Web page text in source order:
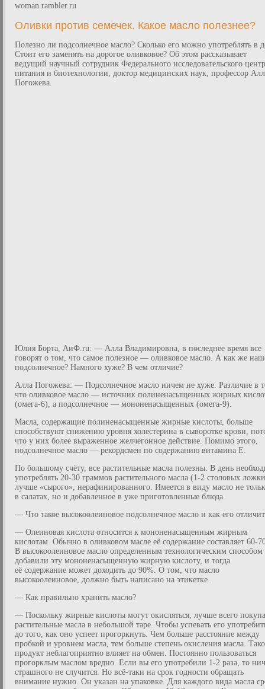
woman.rambler.ru
Оливки против семечек. Какое масло полезнее?
Полезно ли подсолнечное масло? Сколько его можно употреблять в
Стоит его заменять на дорогое оливковое? Об этом рассказывает
ведущий научный сотрудник Федерального исследовательского
питания и биотехнологии, доктор медицинских наук, профессор
Погожева.
Юлия Борта, АиФ.ru: — Алла Владимировна, в последнее время все
говорят о том, что самое полезное — оливковое масло. А как же
подсолнечное? Намного хуже? В чем отличие?
Алла Погожева: — Подсолнечное масло ничем не хуже. Различие в
что оливковое масло — источник полиненасыщенных жирных
(омега-6), а подсолнечное — мононенасыщенных (омега-9).
Масла, содержащие полиненасыщенные жирные кислоты, больше
способствуют снижению уровня холестерина в сыворотке крови,
что у них более выраженное желчегонное действие. Помимо этого,
подсолнечное масло — рекордсмен по содержанию витамина Е.
По большому счёту, все растительные масла полезны. В день
употреблять 20-30 граммов растительного масла (1-2 столовых
лучше «сырого», нерафинированного. Имеется в виду масло не
в салатах, но и добавленное в уже приготовленные блюда.
— Что такое высокоолеиновое подсолнечное масло и как его
— Олеиновая кислота относится к мононенасыщенным жирным
кислотам. Обычно в оливковом масле её содержание составляет 60-
В высокоолеиновое масло определенным технологическим способом
добавили эту мононенасыщенную жирную кислоту, и тогда
её содержание может доходить до 90%. О том, что масло
высокоолеиновое, должно быть написано на этикетке.
— Как правильно хранить масло?
— Поскольку жирные кислоты могут окисляться, лучше всего
растительные масла в небольшой таре. Чтобы успевать его
до того, как оно успеет прогоркнуть. Чем больше расстояние между
пробкой и уровнем масла, тем больше степень окисления масла.
продукт неблагоприятно влияет на обмен. Постоянно пользоваться
прогорклым маслом вредно. Если вы его употребили 1-2 раза, то
страшного не случится. Но всё-таки на срок годности обращать
внимание нужно. Он указан на упаковке. Для каждого вида масла